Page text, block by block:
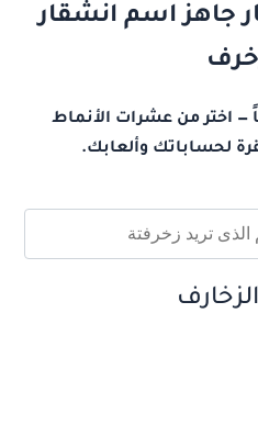
جاهز اسم انشقار
— اختر من عشرات الأنماط
لحساباتك وألعابك.